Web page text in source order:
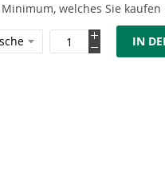
Minimum, welches Sie
IN